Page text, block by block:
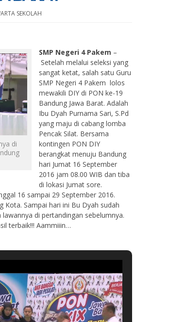
SEKOLAH
di
SMP Negeri 4 Pakem –
Setelah melalui seleksi yang
sangat ketat, salah satu Guru
SMP Negeri 4 Pakem lolos
mewakili DIY di PON ke-19
Bandung Jawa Barat. Adalah
Ibu Dyah Purnama Sari, S.Pd
yang maju di cabang lomba
Pencak Silat. Bersama
kontingen PON DIY
berangkat menuju Bandung
hari Jumat 16 September
2016 jam 08.00 WIB dan tiba
di lokasi Jumat sore.
16 sampai 29 September 2016.
Kota. Sampai hari ini Bu Dyah sudah
di pertandingan sebelumnya.
terbaik!!! Aammiiin…